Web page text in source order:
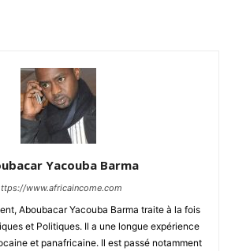
Yacouba Barma
www.africaincome.com
Aboubacar Yacouba Barma traite à la fois
et Politiques. Il a une longue expérience
et panafricaine. Il est passé notamment